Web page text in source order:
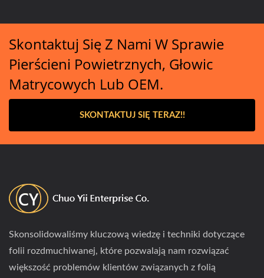
Skontaktuj Się Z Nami W Sprawie
Pierścieni Powietrznych, Głowic
Matrycowych Lub OEM.
SKONTAKTUJ SIĘ TERAZ!!
Skonsolidowaliśmy kluczową wiedzę i techniki dotyczące
folii rozdmuchiwanej, które pozwalają nam rozwiązać
większość problemów klientów związanych z folią